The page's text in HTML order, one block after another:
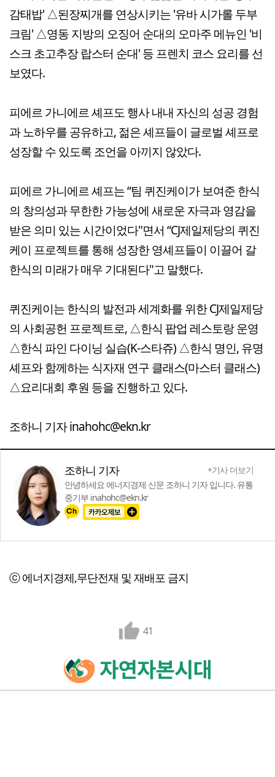
감태밥' △된장찌개를 연상시키는 '유바 시가롤 두부
크림' △영동 지방의 오징어 순대의 오마주 메뉴인 '비
스크 초고추장 랍스터 순대' 등 프렌치 코스 요리를 선
보였다.
피에르 가니에르 셰프도 행사 내내 자신의 성공 경험
과 노하우를 공유하고, 젊은 셰프들이 글로벌 셰프로
성장할 수 있도록 조언을 아끼지 않았다.
피에르 가니에르 셰프는 “팀 퀴진케이가 보여준 한식
의 창의성과 무한한 가능성에 새로운 자극과 영감을
받은 의미 있는 시간이었다"면서 “CJ제일제당의 퀴진
케이 프로젝트를 통해 성장한 영셰프들이 이끌어 갈
한식의 미래가 매우 기대된다"고 말했다.
퀴진케이는 한식의 발전과 세계화를 위한 CJ제일제당
의 사회공헌 프로젝트로, △한식 팝업 레스토랑 운영
△한식 파인 다이닝 실습(K-스타쥬) △한식 명인, 유명
셰프와 함께하는 식자재 연구 클래스(마스터 클래스)
△요리대회 후원 등을 진행하고 있다.
조하니 기자 inahohc@ekn.kr
조하니 기자
+기사 더보기
안녕하세요 에너지경제 신문 조하니 기자 입니다. 유통
중기부 inahohc@ekn.kr
ⓒ 에너지경제,무단전재 및 재배포 금지
41